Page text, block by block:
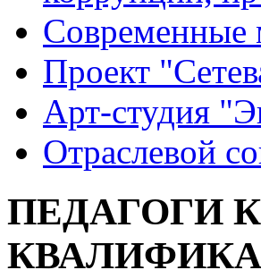
Современные
Проект
Арт-студия
Отраслевой
ПЕДАГОГИ